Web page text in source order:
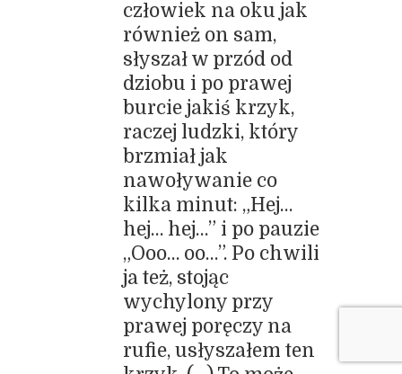
człowiek na oku jak
również on sam,
słyszał w przód od
dziobu i po prawej
burcie jakiś krzyk,
raczej ludzki, który
brzmiał jak
nawoływanie co
kilka minut: „Hej…
hej… hej…” i po pauzie
„Ooo… oo…”. Po chwili
ja też, stojąc
wychylony przy
prawej poręczy na
rufie, usłyszałem ten